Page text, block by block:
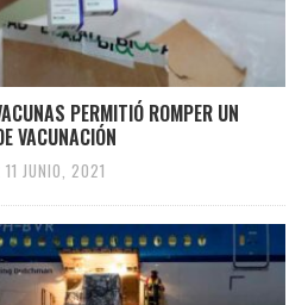
PERMITIÓ ROMPER UN
VACUNACIÓN
11 JUNIO, 2021